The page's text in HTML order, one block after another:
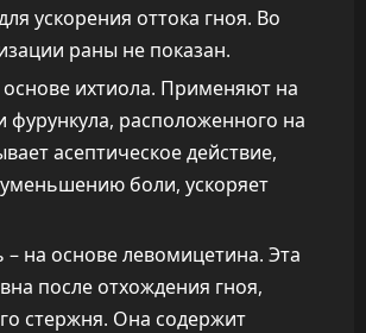
ускорения оттока гноя. Во
раны не показан.
основе ихтиола. Применяют на
фурункула, расположенного на
асептическое действие,
уменьшению боли, ускоряет
на основе левомицетина. Эта
после отхождения гноя,
стержня. Она содержит